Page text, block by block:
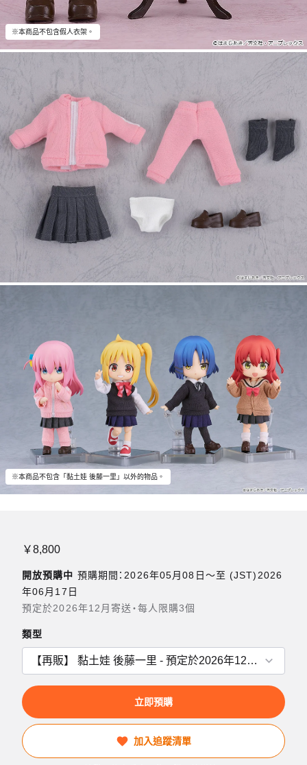
※本商品不包含假人衣架。
※本商品不包含「黏土娃 後藤一里」以外的物品。
￥8,800
開放預購中 預購期間：2026年05月08日〜至 (JST)2026
年06月17日
預定於2026年12月寄送・每人限購3個
類型
立即預購
加入追蹤清單